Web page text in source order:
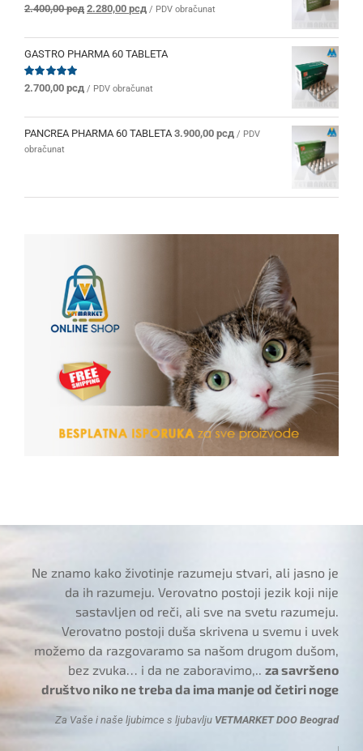
Ocenjeno
od 5
2.400,00рсд Originalna
je
bila:
2.280,00 рсд Trenutna
je:
2.280,00 рсд.
/ PDV obračunat
GASTRO PHARMA 60 TABLETA
Ocenjeno
od 5
2.700,00 рсд / PDV obračunat
PANCREA PHARMA 60 TABLETA 3.900,00 рсд / PDV
obračunat
Ne znamo kako životinje razumeju stvari, ali jasno je
da ih razumeju. Verovatno postoji jezik koji nije
sastavljen od reči, ali sve na svetu razumeju.
Verovatno postoji duša skrivena u svemu i uvek
možemo da razgovaramo sa našom drugom dušom,
bez zvuka… i da ne zaboravimo,..za savršeno
društvo niko ne treba da ima manje od četiri noge
Za Vaše i naše ljubimce s ljubavlju VETMARKET DOO Beograd